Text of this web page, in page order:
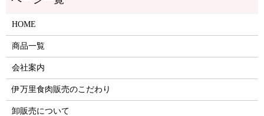
HOME
商品一覧
会社案内
伊万里食肉販売のこだわり
卸販売について